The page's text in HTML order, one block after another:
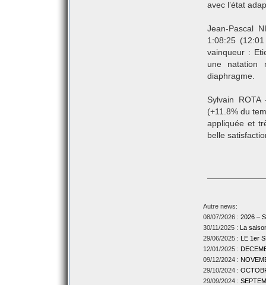
avec l’état
Jean-Pascal
1:08:25
vainqueur :
une natation
diaphragme.
Sylvain
(+11.8% du
appliquée et
belle
Autre news:
08/07/2026 : 2026 –
30/11/2025 : La
29/06/2025 : LE 1er
12/01/2025 :
09/12/2024 :
29/10/2024 :
29/09/2024 :